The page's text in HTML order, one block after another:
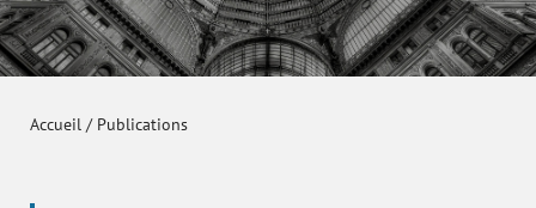
Accueil / Publications